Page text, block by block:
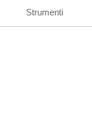
Strumenti